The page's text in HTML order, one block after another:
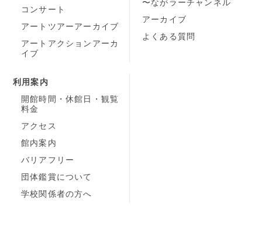
コンサート
アートツアーアーカイブ
アートアクションアーカ
イブ
〜ながラーチャンネル
アーカイブ
よくある質問
利用案内
開館時間・休館日・観覧
料金
アクセス
館内案内
バリアフリー
団体鑑賞について
学校関係者の方へ